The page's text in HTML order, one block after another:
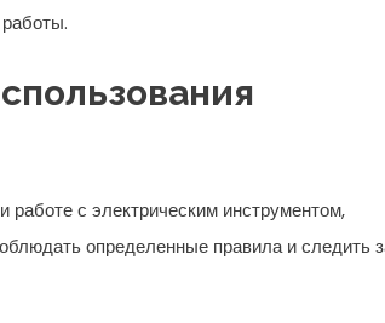
с электрическим инструментом,
определенные правила и следить